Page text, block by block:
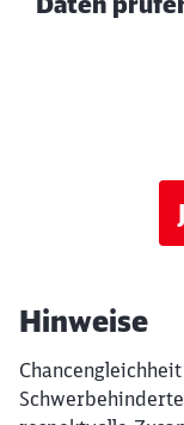
Hinweise